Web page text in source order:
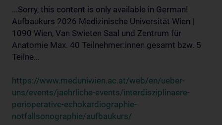
...Sorry, this content is only available in German!
Aufbaukurs 2026 Medizinische Universität Wien |
1090 Wien, Van Swieten Saal und Zentrum für
Anatomie Max. 40 Teilnehmer:innen gesamt bzw. 5
Teilne...
https://www.meduniwien.ac.at/web/en/ueber-
uns/events/jaehrliche-events/interdisziplinaere-
perioperative-echokardiographie-
notfallsonographie/aufbaukurs/